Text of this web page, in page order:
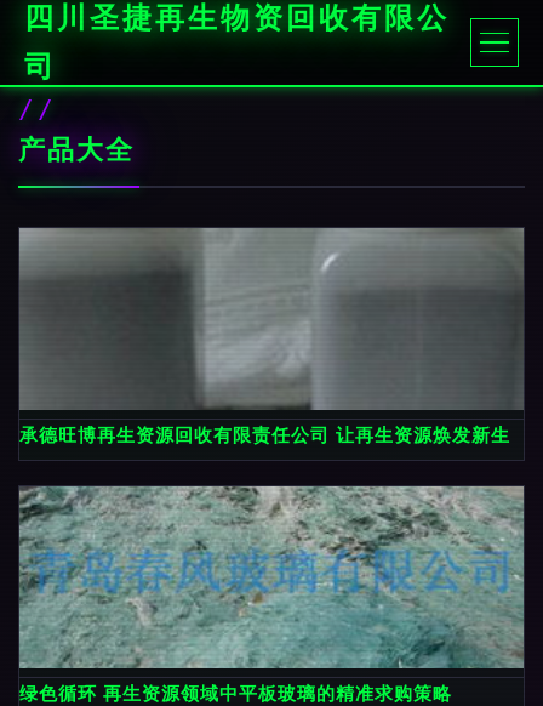
四川圣捷再生物资回收有限公
司
产品大全
承德旺博再生资源回收有限责任公司 让再生资源焕发新生
绿色循环 再生资源领域中平板玻璃的精准求购策略